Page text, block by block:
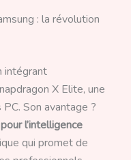
: la révolution
intégrant
X Elite, une
Son avantage ?
l’intelligence
qui promet de